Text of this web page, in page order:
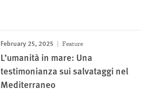
February 25, 2025 Feature
L’umanità in mare: Una
testimonianza sui salvataggi nel
Mediterraneo